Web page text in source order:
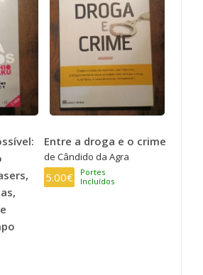
Entre a droga e o crime
de Cândido da Agra
5.00€
Portes
Incluídos